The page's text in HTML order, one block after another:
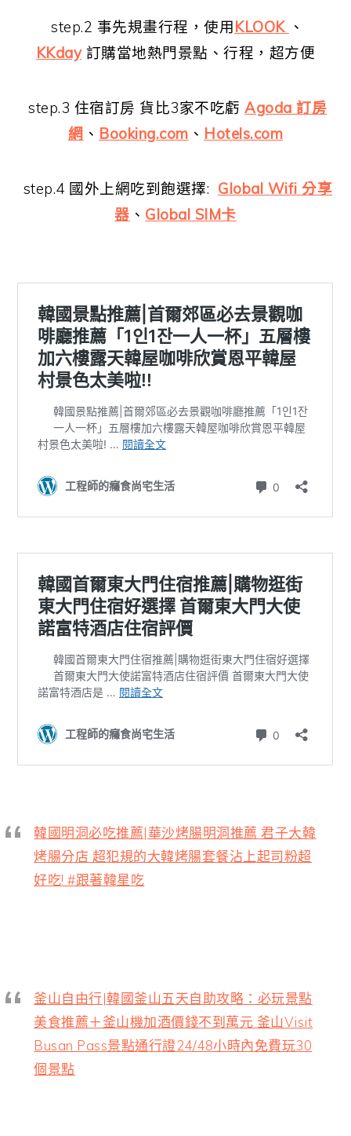
step.2 事先規畫行程，使用KLOOK 、
KKday 訂購當地熱門景點、行程，超方便
step.3 住宿訂房 貨比3家不吃虧Agoda 訂房
網 、 Booking.com 、 Hotels.com
step.4 國外上網吃到飽選擇: Global Wifi 分享
器 、 Global SIM卡
韓國明洞必吃推薦|華沙烤腸明洞推薦 君子大韓
烤腸分店 超犯規的大韓烤腸套餐沾上起司粉超
好吃! #跟著韓星吃
釜山自由行|韓國釜山五天自助攻略：必玩景點
美食推薦＋釜山機加酒價錢不到萬元 釜山Visit
Busan Pass景點通行證24/48小時內免費玩30
個景點